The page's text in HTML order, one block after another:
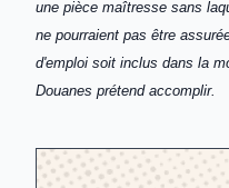
une pièce maîtresse sans
ne pourraient pas être
d'emploi soit inclus dans la
Douanes prétend accomplir.